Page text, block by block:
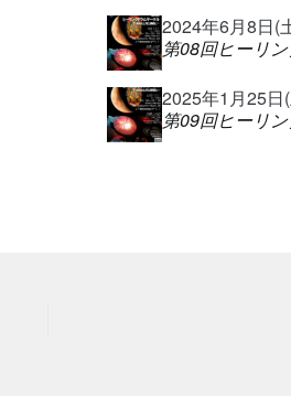
2024年6月8日(
第08回ヒーリ
2025年1月25日
第09回ヒーリ